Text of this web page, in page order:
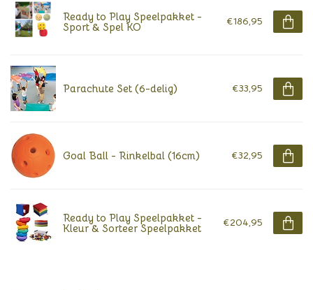
Ready to Play Speelpakket -
Sport & Spel KO €186,95
Parachute Set (6-delig) €33,95
Goal Ball - Rinkelbal (16cm) €32,95
Ready to Play Speelpakket -
Kleur & Sorteer Speelpakket €204,95